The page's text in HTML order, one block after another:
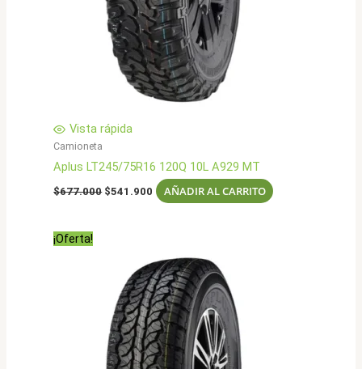
Vista rápida
Camioneta
Aplus LT245/75R16 120Q 10L A929 MT
$677.000 El
$541.900 El
precio
AÑADIR AL CARRITO
¡Oferta!